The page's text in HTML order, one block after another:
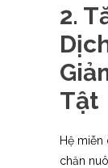
2.
Tật
Hệ miễn
chăn